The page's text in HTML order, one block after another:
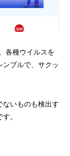
各種ウイルスを
ンプルで、サクッ
ないものも検出す
。